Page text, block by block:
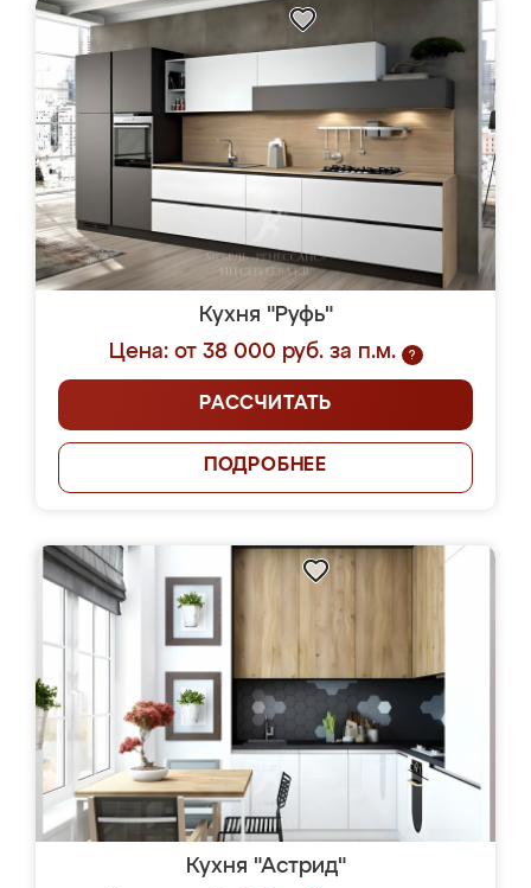
Кухня "Руфь"
Цена: от 38 000 руб. за п.м.
?
РАССЧИТАТЬ
ПОДРОБНЕЕ
Кухня "Астрид"